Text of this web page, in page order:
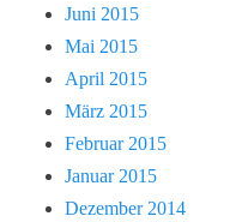
Juni 2015
Mai 2015
April 2015
März 2015
Februar 2015
Januar 2015
Dezember 2014